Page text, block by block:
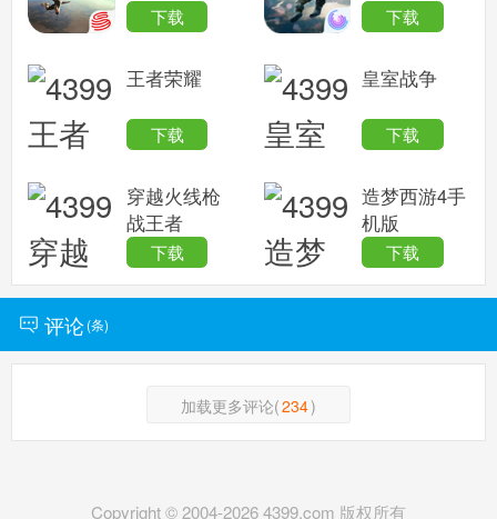
下载 下载
王者荣耀
下载
皇室战争
下载
穿越火线枪
战王者
下载
造梦西游4手
机版
下载
评论(条)
加载更多评论(234)
Copyright © 2004-20264399.com 版权所有